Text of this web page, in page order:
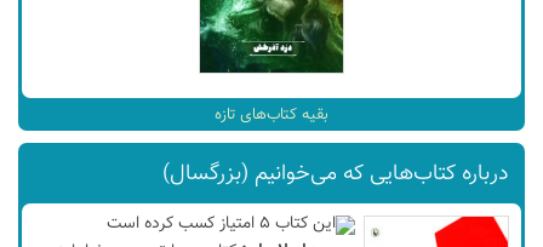
بقیه کتاب‌های تازه
درباره کتاب‌هایی که می‌خوانیم (بزرگسال)